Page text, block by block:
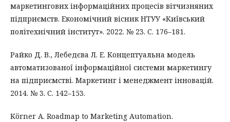
маркетингових інформаційних процесів вітчизняних
підприємств. Економічний вісник НТУУ «Київський
політехнічний інститут». 2022. № 23. С. 176–181.
Райко Д. В., Лебедєва Л. Е. Концептуальна модель
автоматизованої інформаційної системи маркетингу
на підприємстві. Маркетинг і менеджмент інновацій.
2014. № 3. С. 142–153.
Körner A. Roadmap to Marketing Automation.